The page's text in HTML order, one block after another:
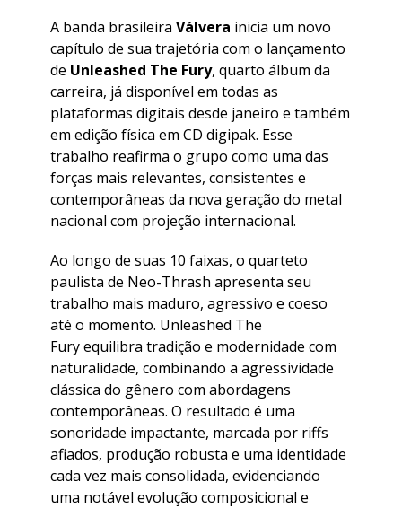
A banda brasileira Válvera inicia um novo
capítulo de sua trajetória com o lançamento
de Unleashed The Fury, quarto álbum da
carreira, já disponível em todas as
plataformas digitais desde janeiro e também
em edição física em CD digipak. Esse
trabalho reafirma o grupo como uma das
forças mais relevantes, consistentes e
contemporâneas da nova geração do metal
nacional com projeção internacional.
​Ao longo de suas 10 faixas, o quarteto
paulista de Neo-Thrash apresenta seu
trabalho mais maduro, agressivo e coeso
até o momento. Unleashed The
Fury equilibra tradição e modernidade com
naturalidade, combinando a agressividade
clássica do gênero com abordagens
contemporâneas. O resultado é uma
sonoridade impactante, marcada por riffs
afiados, produção robusta e uma identidade
cada vez mais consolidada, evidenciando
uma notável evolução composicional e